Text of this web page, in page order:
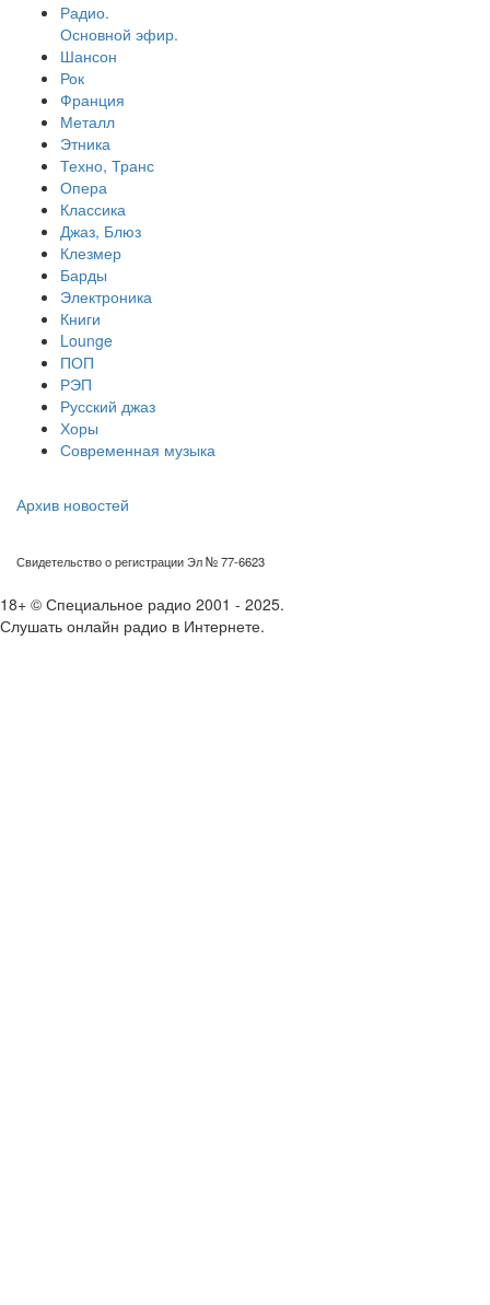
Радио.
Основной эфир.
Шансон
Рок
Франция
Металл
Этника
Техно, Транс
Опера
Классика
Джаз, Блюз
Клезмер
Барды
Электроника
Книги
Lounge
ПОП
РЭП
Русский джаз
Хоры
Современная музыка
Архив новостей
Свидетельство о регистрации Эл № 77-6623
18+ © Специальное радио 2001 - 2025.
Слушать онлайн радио в Интернете.